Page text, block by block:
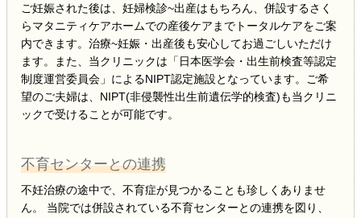
ご妊娠された後は、妊婦検診~出産はもちろん、併設するさく
らマタニティケアホームでの産後ケアまでトータルケアをご案
内できます。治療~妊娠・出産後も安心してお過ごしいただけ
ます。また、当クリニックは「日本医学会・出生前検査等認定
制度運営委員会」によるNIPT認定施設となっています。ご希
望のご夫婦は、NIPT(非侵襲性出生前遺伝学的検査)も当クリニ
ックで受けることが可能です。
不育センターとの連携
不妊治療の途中で、不育症が見つかることも珍しくありませ
ん。 当院では併設されている不育センターとの連携を図り、